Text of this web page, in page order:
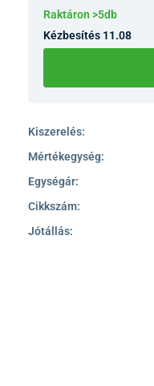
Raktáron >5db
Kézbesítés 11.08
Kiszerelés:
Mértékegység:
Egységár:
Cikkszám:
Jótállás: